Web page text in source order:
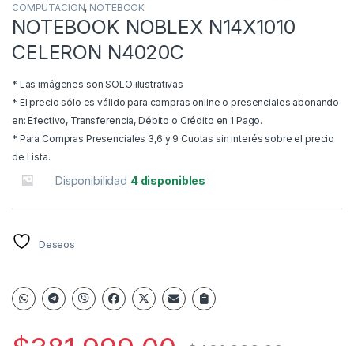
COMPUTACION, NOTEBOOK
NOTEBOOK NOBLEX N14X1010
CELERON N4020C
* Las imágenes son SOLO ilustrativas
* El precio sólo es válido para compras online o presenciales abonando
en: Efectivo, Transferencia, Débito o Crédito en 1 Pago.
* Para Compras Presenciales 3,6 y 9 Cuotas sin interés sobre el precio
de Lista.
Disponibilidad 4 disponibles
Deseos